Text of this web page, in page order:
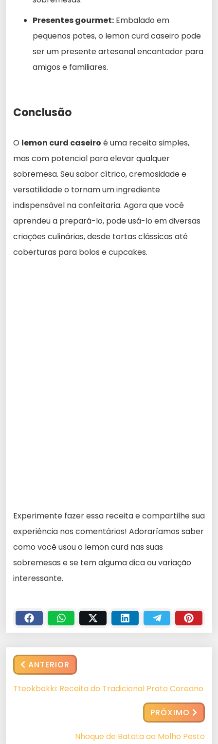
Presentes gourmet: Embalado em
pequenos potes, o lemon curd caseiro pode
ser um presente artesanal encantador para
amigos e familiares.
Conclusão
O lemon curd caseiro é uma receita simples,
mas com potencial para elevar qualquer
sobremesa. Seu sabor cítrico, cremosidade e
versatilidade o tornam um ingrediente
indispensável na confeitaria. Agora que você
aprendeu a prepará-lo, pode usá-lo em diversas
criações culinárias, desde tortas clássicas até
coberturas para bolos e cupcakes.
Experimente fazer essa receita e compartilhe sua
experiência nos comentários! Adoraríamos saber
como você usou o lemon curd nas suas
sobremesas e se tem alguma dica ou variação
interessante.
ANTERIOR
Tteokbokki: Receita do Tradicional Prato Coreano
PRÓXIMO
Nhoque de Batata ao Molho Pesto